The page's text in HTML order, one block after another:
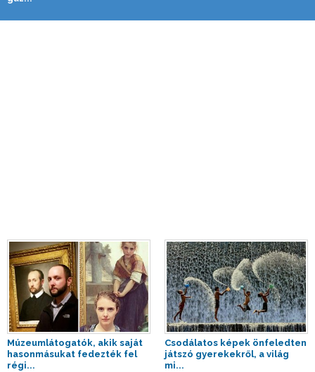
Múzeumlátogatók, akik saját
hasonmásukat fedezték fel
régi...
Csodálatos képek önfeledten
játszó gyerekekről, a világ
mi...